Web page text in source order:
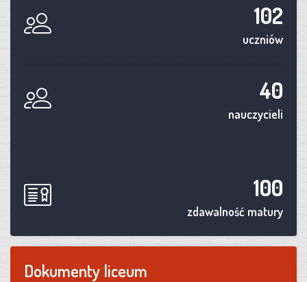
102
uczniów
40
nauczycieli
100
zdawalność matury
Dokumenty liceum